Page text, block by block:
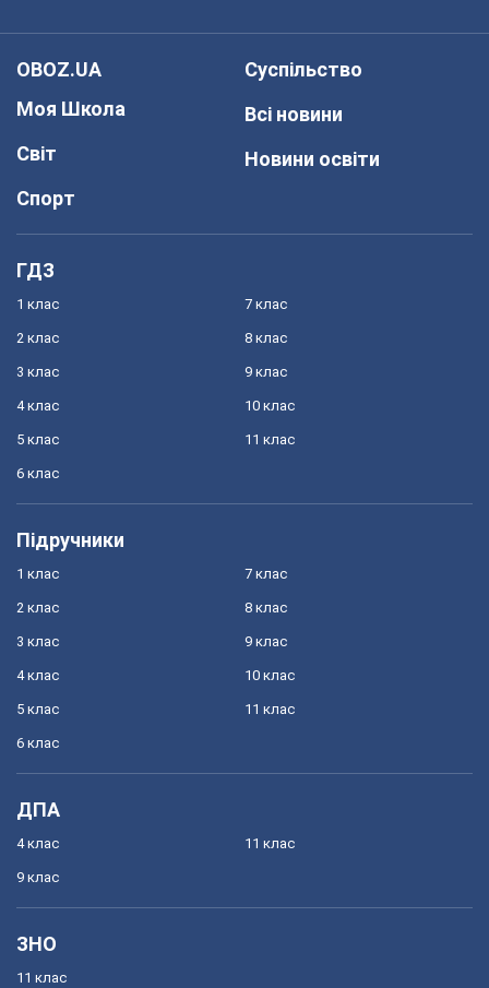
OBOZ.UA
Моя Школа
Світ
Спорт
Суспільство
Всі новини
Новини освіти
ГДЗ
1 клас
2 клас
3 клас
4 клас
5 клас
6 клас
7 клас
8 клас
9 клас
10 клас
11 клас
Підручники
1 клас
2 клас
3 клас
4 клас
5 клас
6 клас
7 клас
8 клас
9 клас
10 клас
11 клас
ДПА
4 клас
9 клас
11 клас
ЗНО
11 клас